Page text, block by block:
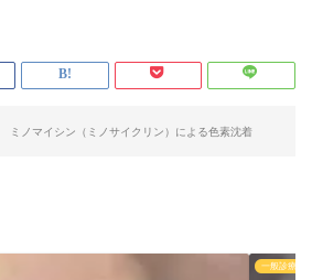
ミノマイシン（ミノサイクリン）による色素沈着
一般診療